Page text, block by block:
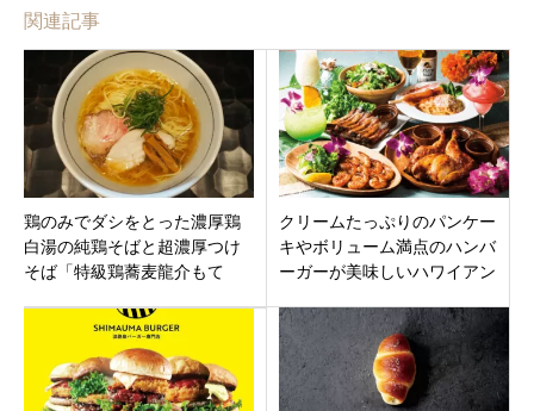
関連記事
鶏のみでダシをとった濃厚鶏
白湯の純鶏そばと超濃厚つけ
そば「特級鶏蕎麦龍介もて
クリームたっぷりのパンケー
キやボリューム満点のハンバ
ーガーが美味しいハワイアン
ナイースト店」千葉県浦安市